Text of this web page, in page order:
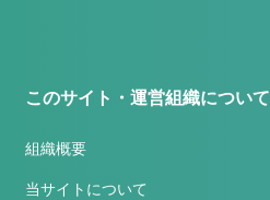
このサイト・運営組織について
組織概要
当サイトについて